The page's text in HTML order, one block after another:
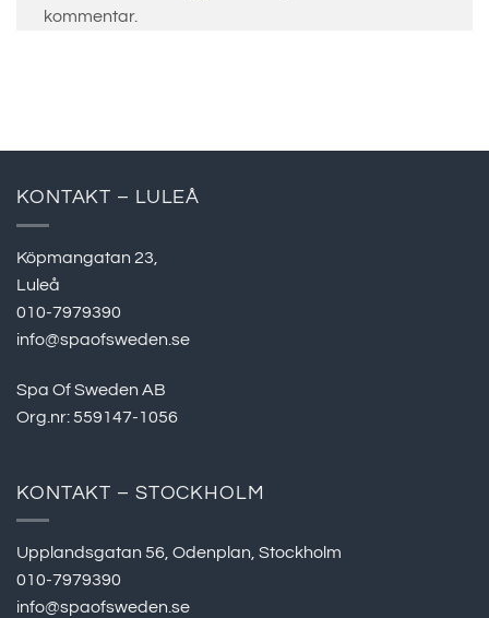
kommentar.
KONTAKT – LULEÅ
Köpmangatan 23,
Luleå
010-7979390
info@spaofsweden.se
Spa Of Sweden AB
Org.nr: 559147-1056
KONTAKT – STOCKHOLM
Upplandsgatan 56, Odenplan, Stockholm
010-7979390
info@spaofsweden.se